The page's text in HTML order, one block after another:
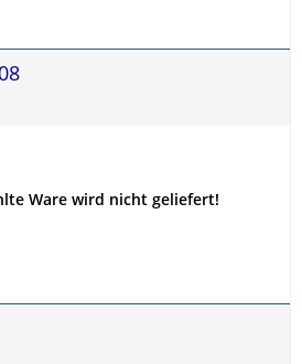
Ware wird nicht geliefert!